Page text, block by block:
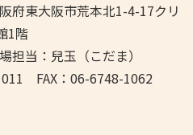
阪市荒本北1-4-17クリ
1階
：兒玉（こだま）
FAX：06-6748-1062